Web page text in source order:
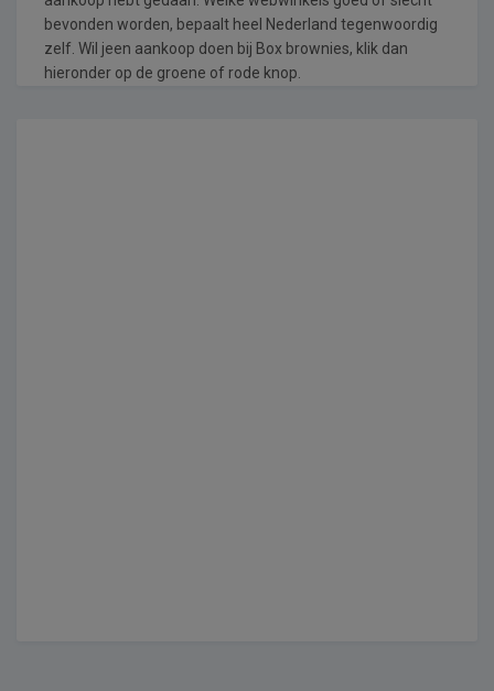
bevonden worden, bepaalt heel Nederland tegenwoordig
zelf. Wil jeen aankoop doen bij Box brownies, klik dan
hieronder op de groene of rode knop.